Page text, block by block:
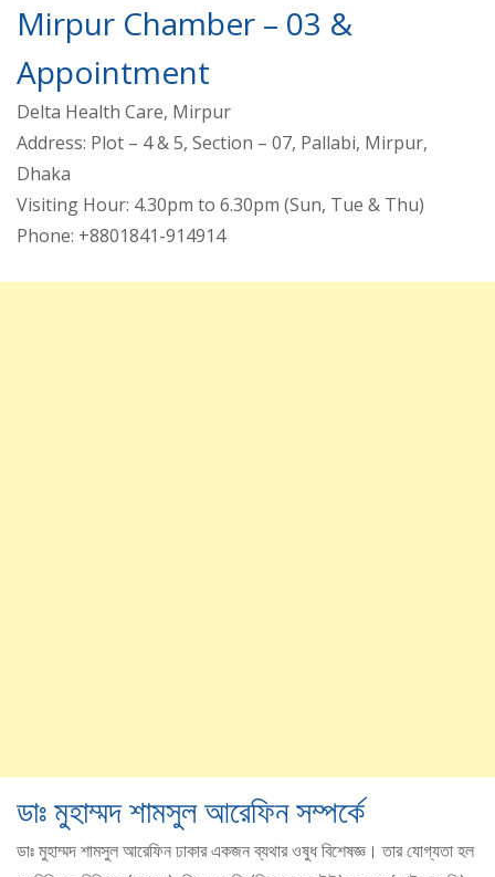
Mirpur Chamber – 03 &
Appointment
Delta Health Care, Mirpur
Address: Plot – 4 & 5, Section – 07, Pallabi, Mirpur,
Dhaka
Visiting Hour: 4.30pm to 6.30pm (Sun, Tue & Thu)
Phone: +8801841-914914
ডাঃ মুহাম্মদ শামসুল আরেফিন সম্পর্কে
ডাঃ মুহাম্মদ শামসুল আরেফিন ঢাকার একজন ব্যথার ওষুধ বিশেষজ্ঞ। তার যোগ্যতা হল